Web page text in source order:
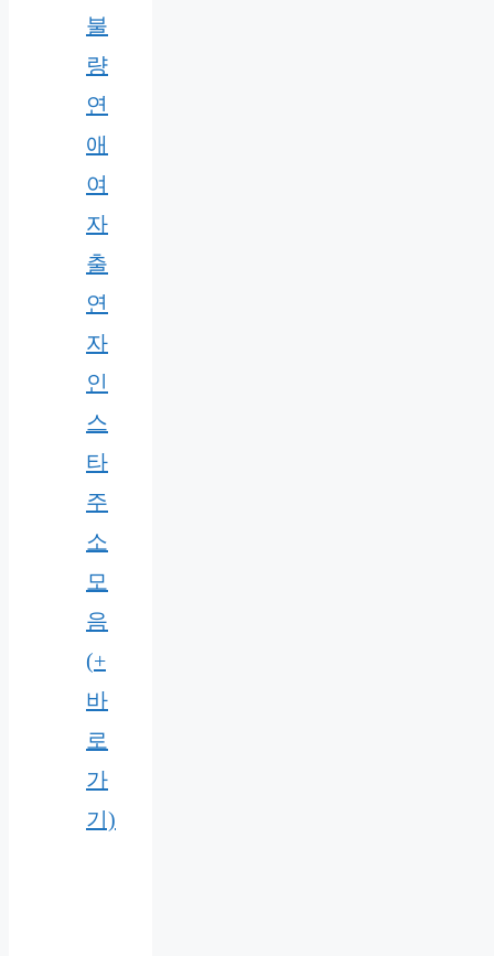
불
량
연
애
여
자
출
연
자
인
스
타
주
소
모
음
(+
바
로
가
기)